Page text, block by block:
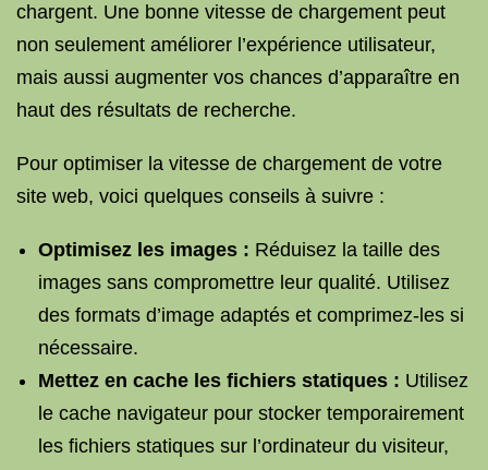
chargent. Une bonne vitesse de chargement peut
non seulement améliorer l’expérience utilisateur,
mais aussi augmenter vos chances d’apparaître en
haut des résultats de recherche.
Pour optimiser la vitesse de chargement de votre
site web, voici quelques conseils à suivre :
Optimisez les images : Réduisez la taille des
images sans compromettre leur qualité. Utilisez
des formats d’image adaptés et comprimez-les si
nécessaire.
Mettez en cache les fichiers statiques : Utilisez
le cache navigateur pour stocker temporairement
les fichiers statiques sur l’ordinateur du visiteur,